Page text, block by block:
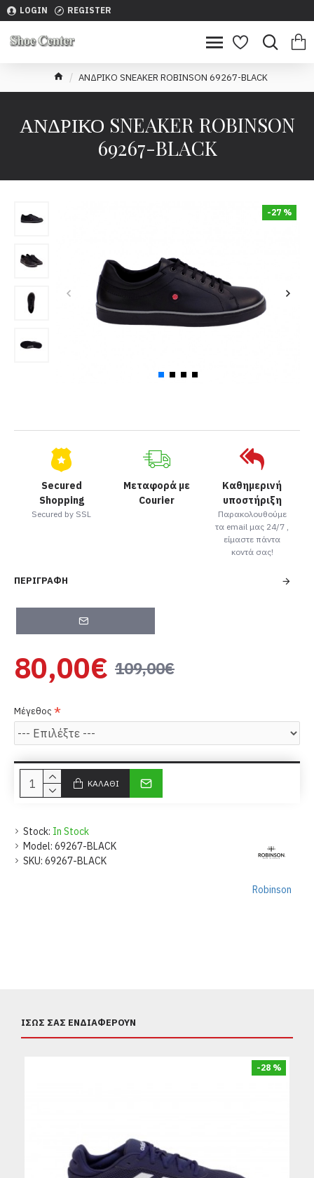
LOGIN REGISTER
ΑΝΔΡΙΚΟ SNEAKER ROBINSON 69267-BLACK
ΑΝΔΡΙΚΟ SNEAKER ROBINSON
69267-BLACK
-27 %
Secured
Shopping
Secured by SSL
Μεταφορά με
Courier
Καθημερινή
υποστήριξη
Παρακολουθούμε
τα email μας 24/7 ,
είμαστε πάντα
κοντά σας!
ΠΕΡΙΓΡΑΦΉ
Stock: In Stock
Model: 69267-BLACK
SKU: 69267-BLACK
Robinson
109,00€
80,00€
Μέγεθος
ΚΑΛΆΘΙ
ΊΣΩΣ ΣΑΣ ΕΝΔΙΑΦΈΡΟΥΝ
-28 %